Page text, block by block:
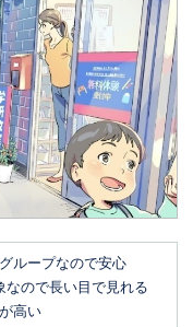
ループなので安心
なので長い目で見れる
高い